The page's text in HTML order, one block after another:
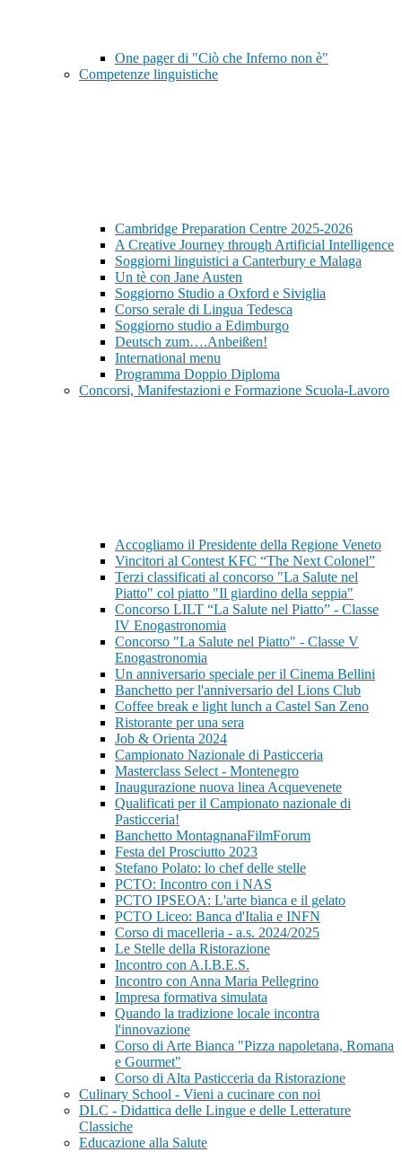
One pager di "Ciò che Inferno non è"
Competenze linguistiche
Cambridge Preparation Centre 2025-2026
A Creative Journey through Artificial Intelligence
Soggiorni linguistici a Canterbury e Malaga
Un tè con Jane Austen
Soggiorno Studio a Oxford e Siviglia
Corso serale di Lingua Tedesca
Soggiorno studio a Edimburgo
Deutsch zum….Anbeißen!
International menu
Programma Doppio Diploma
Concorsi, Manifestazioni e Formazione Scuola-Lavoro
Accogliamo il Presidente della Regione Veneto
Vincitori al Contest KFC “The Next Colonel”
Terzi classificati al concorso "La Salute nel
Piatto" col piatto "Il giardino della seppia"
Concorso LILT “La Salute nel Piatto” - Classe
IV Enogastronomia
Concorso "La Salute nel Piatto" - Classe V
Enogastronomia
Un anniversario speciale per il Cinema Bellini
Banchetto per l'anniversario del Lions Club
Coffee break e light lunch a Castel San Zeno
Ristorante per una sera
Job & Orienta 2024
Campionato Nazionale di Pasticceria
Masterclass Select - Montenegro
Inaugurazione nuova linea Acquevenete
Qualificati per il Campionato nazionale di
Pasticceria!
Banchetto MontagnanaFilmForum
Festa del Prosciutto 2023
Stefano Polato: lo chef delle stelle
PCTO: Incontro con i NAS
PCTO IPSEOA: L'arte bianca e il gelato
PCTO Liceo: Banca d'Italia e INFN
Corso di macelleria - a.s. 2024/2025
Le Stelle della Ristorazione
Incontro con A.I.B.E.S.
Incontro con Anna Maria Pellegrino
Impresa formativa simulata
Quando la tradizione locale incontra
l'innovazione
Corso di Arte Bianca "Pizza napoletana, Romana
e Gourmet"
Corso di Alta Pasticceria da Ristorazione
Culinary School - Vieni a cucinare con noi
DLC - Didattica delle Lingue e delle Letterature
Classiche
Educazione alla Salute